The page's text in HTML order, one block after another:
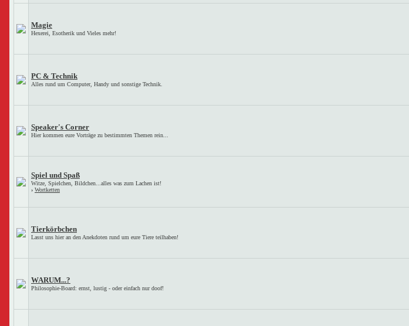
Magie
Hexerei, Esotherik und Vieles mehr!
PC & Technik
Alles rund um Computer, Handy und sonstige Technik.
Speaker's Corner
Hier kommen eure Vorträge zu bestimmten Themen rein...
Spiel und Spaß
Witze, Spielchen, Bildchen...alles was zum Lachen ist!
› Wortketten
Tierkörbchen
Lasst uns hier an den Anekdoten rund um eure Tiere teilhaben!
WARUM...?
Philosophie-Board: ernst, lustig - oder einfach nur doof!